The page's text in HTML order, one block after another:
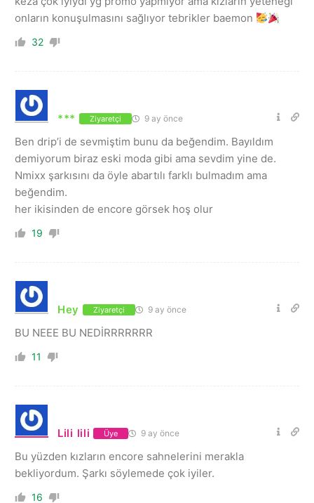
onların konuşulmasını sağlıyor tebrikler baemon
32
*** Ziyaretçi 9 ay önce
Ben drip’i de sevmiştim bunu da beğendim. Bayıldım
demiyorum biraz eski moda gibi ama sevdim yine de.
Nmixx şarkısını da öyle abartılı farklı bulmadım ama
beğendim.
her ikisinden de encore görsek hoş olur
19
Hey Ziyaretçi 9 ay önce
BU NEEE BU NEDİRRRRRRR
11
Lili lili Üye 9 ay önce
Bu yüzden kızların encore sahnelerini merakla
bekliyordum. Şarkı söylemede çok iyiler.
16